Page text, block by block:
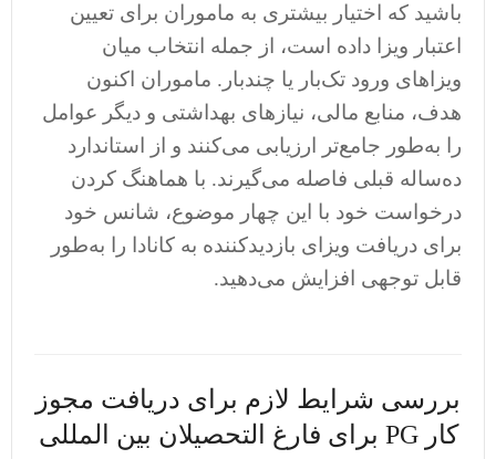
باشید که اختیار بیشتری به ماموران برای تعیین
اعتبار ویزا داده است، از جمله انتخاب میان
ویزاهای ورود تک‌بار یا چندبار. ماموران اکنون
هدف، منابع مالی، نیازهای بهداشتی و دیگر عوامل
را به‌طور جامع‌تر ارزیابی می‌کنند و از استاندارد
ده‌ساله قبلی فاصله می‌گیرند. با هماهنگ کردن
درخواست خود با این چهار موضوع، شانس خود
برای دریافت ویزای بازدیدکننده به کانادا را به‌طور
قابل توجهی افزایش می‌دهید.
بررسی شرایط لازم برای دریافت مجوز
کار PG برای فارغ التحصیلان بین المللی